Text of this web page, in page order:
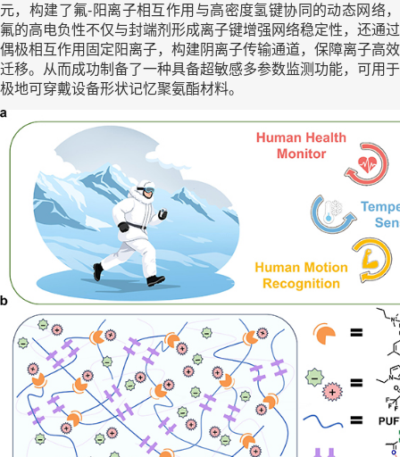
元，构建了氟-阳离子相互作用与高密度氢键协同的动态网络，
氟的高电负性不仅与封端剂形成离子键增强网络稳定性，还通过
偶极相互作用固定阳离子，构建阴离子传输通道，保障离子高效
迁移。从而成功制备了一种具备超敏感多参数监测功能，可用于
极地可穿戴设备形状记忆聚氨酯材料。